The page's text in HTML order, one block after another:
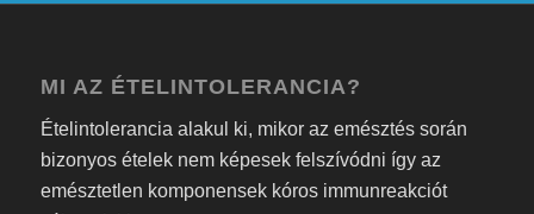
MI AZ ÉTELINTOLERANCIA?
Ételintolerancia alakul ki, mikor az emésztés során
bizonyos ételek nem képesek felszívódni így az
emésztetlen komponensek kóros immunreakciót